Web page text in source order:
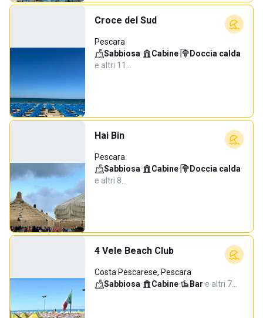
Croce del Sud
Pescara
Sabbiosa· Cabine· Doccia calda·
e altri 11…
Hai Bin
Pescara
Sabbiosa· Cabine· Doccia calda·
e altri 8…
4 Vele Beach Club
Costa Pescarese, Pescara
Sabbiosa· Cabine· Bar·e altri 7…